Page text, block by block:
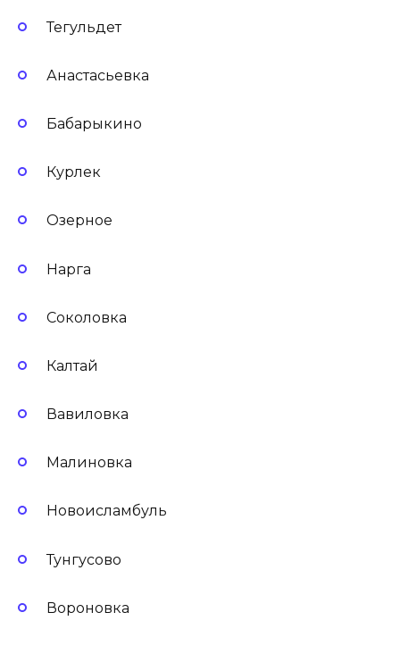
Тегульдет
Анастасьевка
Бабарыкино
Курлек
Озерное
Нарга
Соколовка
Калтай
Вавиловка
Малиновка
Новоисламбуль
Тунгусово
Вороновка